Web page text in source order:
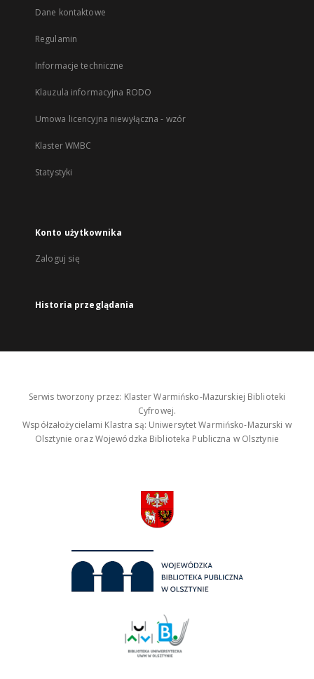
Dane kontaktowe
Regulamin
Informacje techniczne
Klauzula informacyjna RODO
Umowa licencyjna niewyłączna - wzór
Klaster WMBC
Statystyki
Konto użytkownika
Zaloguj się
Historia przeglądania
Serwis tworzony przez: Klaster Warmińsko-Mazurskiej Biblioteki
Cyfrowej.
Współzałożycielami Klastra są: Uniwersytet Warmińsko-Mazurski w
Olsztynie oraz Wojewódzka Biblioteka Publiczna w Olsztynie